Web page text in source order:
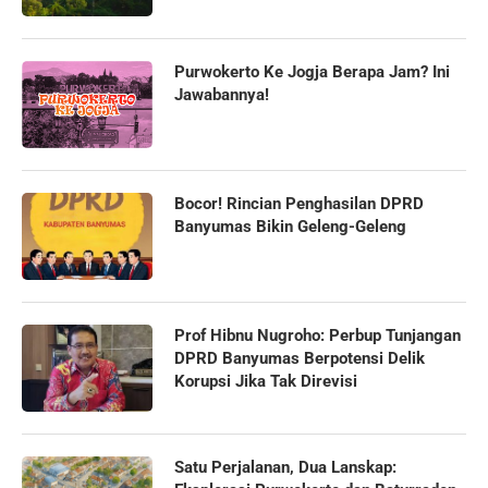
Purwokerto Ke Jogja Berapa Jam? Ini
Jawabannya!
Bocor! Rincian Penghasilan DPRD
Banyumas Bikin Geleng-Geleng
Prof Hibnu Nugroho: Perbup Tunjangan
DPRD Banyumas Berpotensi Delik
Korupsi Jika Tak Direvisi
Satu Perjalanan, Dua Lanskap: